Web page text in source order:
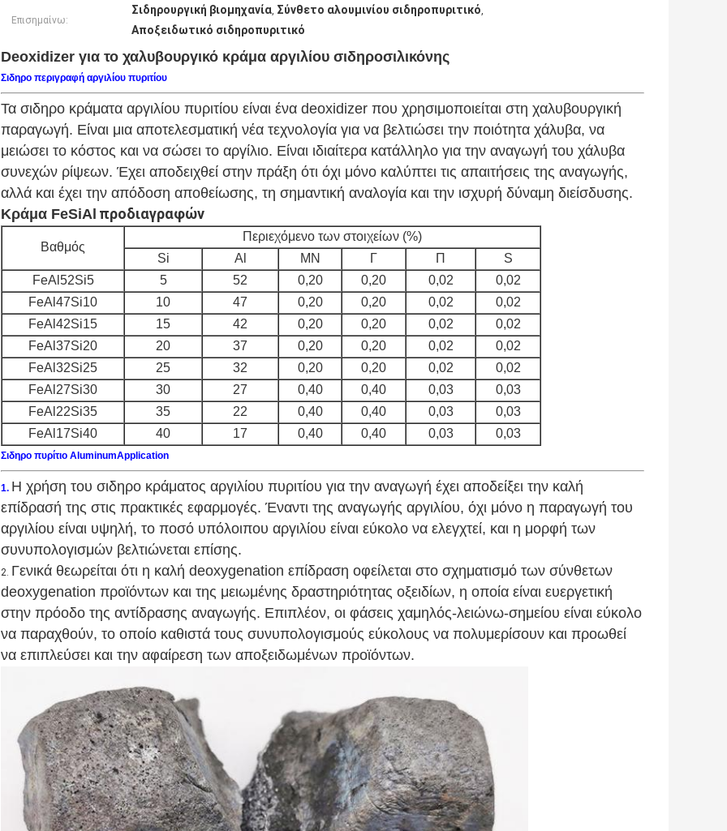
Επισημαίνω:
Σιδηρουργική βιομηχανία, Σύνθετο αλουμινίου σιδηροπυριτικό,
Αποξειδωτικό σιδηροπυριτικό
Deoxidizer για το χαλυβουργικό κράμα αργιλίου σιδηροσιλικόνης
Σιδηρο περιγραφή αργιλίου πυριτίου
Τα σιδηρο κράματα αργιλίου πυριτίου είναι ένα deoxidizer που χρησιμοποιείται στη χαλυβουργική
παραγωγή. Είναι μια αποτελεσματική νέα τεχνολογία για να βελτιώσει την ποιότητα χάλυβα, να
μειώσει το κόστος και να σώσει το αργίλιο. Είναι ιδιαίτερα κατάλληλο για την αναγωγή του χάλυβα
συνεχών ρίψεων. Έχει αποδειχθεί στην πράξη ότι όχι μόνο καλύπτει τις απαιτήσεις της αναγωγής,
αλλά και έχει την απόδοση αποθείωσης, τη σημαντική αναλογία και την ισχυρή δύναμη διείσδυσης.
Κράμα FeSiAl προδιαγραφών
Βαθμός
Περιεχόμενο των στοιχείων (%)
Si
Al ΜΝ Γ Π
S
FeAl52Si5
5 52 0,20 0,20 0,02
0,02
FeAl47Si10
10 47 0,20 0,20 0,02
0,02
FeAl42Si15
15 42 0,20 0,20 0,02
0,02
FeAl37Si20
20 37 0,20 0,20 0,02
0,02
FeAl32Si25
25 32 0,20 0,20 0,02
0,02
FeAl27Si30
30 27 0,40 0,40 0,03
0,03
FeAl22Si35
35 22 0,40 0,40 0,03
0,03
FeAl17Si40
40 17 0,40 0,40 0,03 0,03
Σιδηρο πυρίτιο AluminumApplication
1. Η χρήση του σιδηρο κράματος αργιλίου πυριτίου για την αναγωγή έχει αποδείξει την καλή
επίδρασή της στις πρακτικές εφαρμογές. Έναντι της αναγωγής αργιλίου, όχι μόνο η παραγωγή του
αργιλίου είναι υψηλή, το ποσό υπόλοιπου αργιλίου είναι εύκολο να ελεγχτεί, και η μορφή των
συνυπολογισμών βελτιώνεται επίσης.
2. Γενικά θεωρείται ότι η καλή deoxygenation επίδραση οφείλεται στο σχηματισμό των σύνθετων
deoxygenation προϊόντων και της μειωμένης δραστηριότητας οξειδίων, η οποία είναι ευεργετική
στην πρόοδο της αντίδρασης αναγωγής. Επιπλέον, οι φάσεις χαμηλός-λειώνω-σημείου είναι εύκολο
να παραχθούν, το οποίο καθιστά τους συνυπολογισμούς εύκολους να πολυμερίσουν και προωθεί
να επιπλεύσει και την αφαίρεση των αποξειδωμένων προϊόντων.